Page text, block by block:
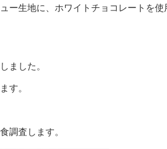
ー生地に、ホワイトチョコレートを
ました。
す。
調査します。